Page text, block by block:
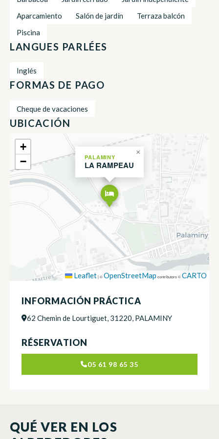
Aparcamiento
Salón de jardín
Terraza balcón
Piscina
LANGUES PARLÉES
Inglés
FORMAS DE PAGO
Cheque de vacaciones
UBICACIÓN
PALAMINY
LA RAMPEAU
×
+
−
Leaflet|©OpenStreetMap contributors ©CARTO
INFORMACIÓN PRÁCTICA
62 Chemin de Lourtiguet, 31220, PALAMINY
RÉSERVATION
05 61 98 65 35
QUÉ VER EN LOS